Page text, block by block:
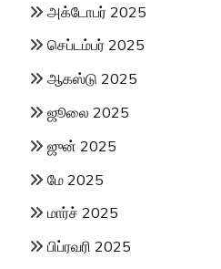
அக்டோபர் 2025
செப்டம்பர் 2025
ஆகஸ்டு 2025
ஜூலை 2025
ஜுன் 2025
மே 2025
மார்ச் 2025
பிப்ரவரி 2025